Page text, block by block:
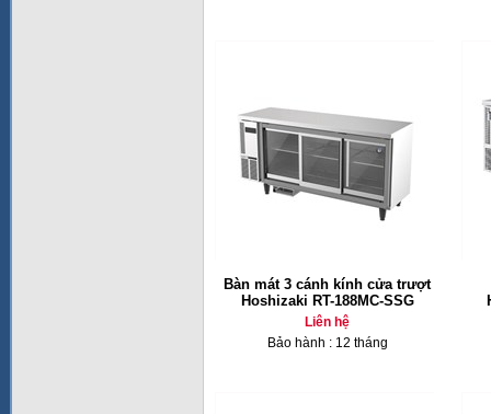
Bàn mát 3 cánh kính cửa trượt
Hoshizaki RT-188MC-SSG
Liên hệ
Bảo hành : 12 tháng